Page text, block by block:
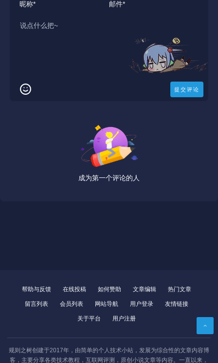
成为第一个评论的人
帮助与反馈 在线投稿 如何赞助 文章编辑 热门文章
留言列表 会员列表 网站导航 用户登录 友情链接
关于平台 用户注册
规则之树创建于2017年，由简单的个人技术小站，发展为综合性的文章内容博
客，主要分享各类技术教程，互联网评测，原创小说文章等内容。一直以来，